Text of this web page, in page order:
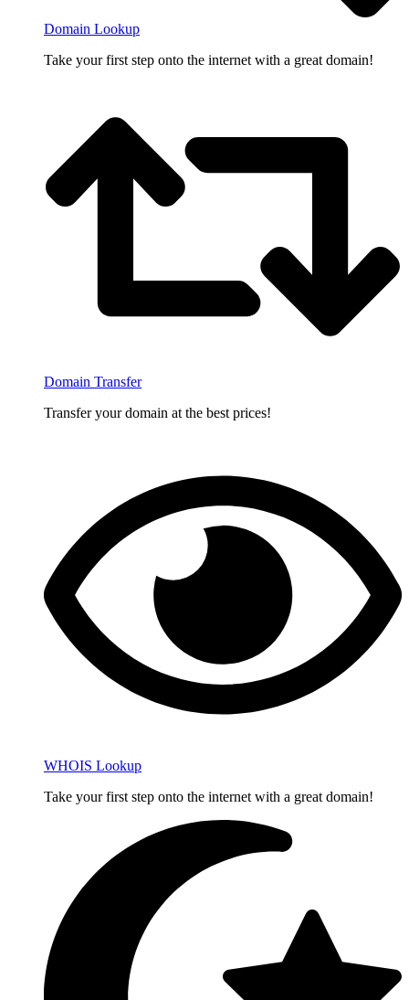
Domain Lookup
Take your first step onto the internet with a great domain!
Domain Transfer
Transfer your domain at the best prices!
WHOIS Lookup
Take your first step onto the internet with a great domain!